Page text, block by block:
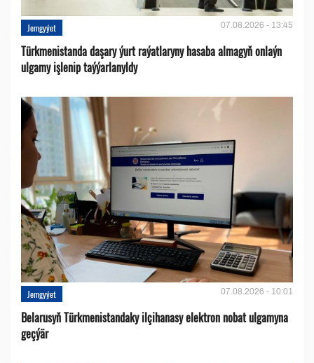
Jemgyýet 07.08.2026 - 13:45
Türkmenistanda daşary ýurt raýatlaryny hasaba almagyň onlaýn
ulgamy işlenip taýýarlanyldy
Jemgyýet 07.08.2026 - 10:01
Belarusyň Türkmenistandaky ilçihanasy elektron nobat ulgamyna
geçýär